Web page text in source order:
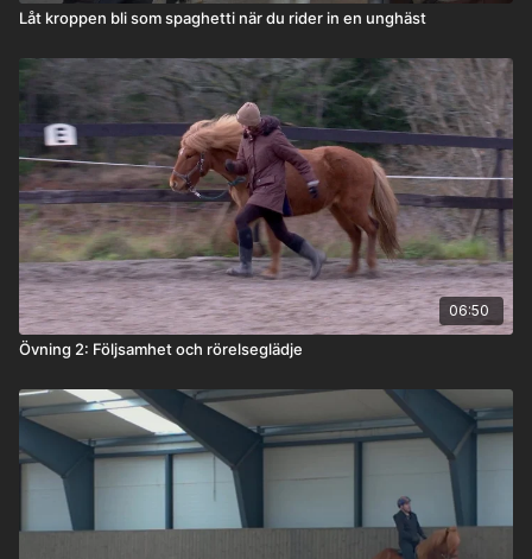
Låt kroppen bli som spaghetti när du rider in en unghäst
06:50
Övning 2: Följsamhet och rörelseglädje